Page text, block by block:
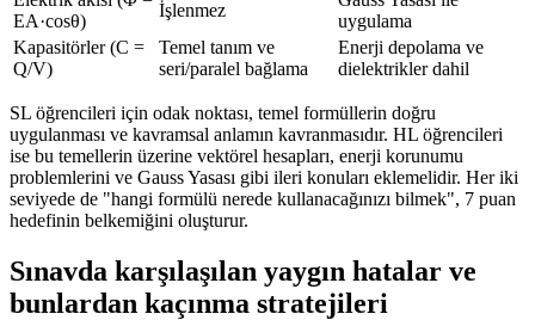
EA·cosθ)
İşlenmez
uygulama
Kapasitörler (C =
Q/V)
Temel tanım ve
seri/paralel bağlama
Enerji depolama ve
dielektrikler dahil
SL öğrencileri için odak noktası, temel formüllerin doğru
uygulanması ve kavramsal anlamın kavranmasıdır. HL öğrencileri
ise bu temellerin üzerine vektörel hesapları, enerji korunumu
problemlerini ve Gauss Yasası gibi ileri konuları eklemelidir. Her iki
seviyede de "hangi formülü nerede kullanacağınızı bilmek", 7 puan
hedefinin belkemiğini oluşturur.
Sınavda karşılaşılan yaygın hatalar ve
bunlardan kaçınma stratejileri